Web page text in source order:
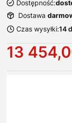
Dostępność:
Dostawa
Czas wysyłki:14
Cena
13